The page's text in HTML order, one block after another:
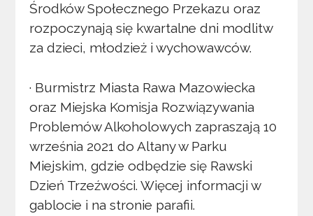
Środków Społecznego Przekazu oraz
rozpoczynają się kwartalne dni modlitw
za dzieci, młodzież i wychowawców.
· Burmistrz Miasta Rawa Mazowiecka
oraz Miejska Komisja Rozwiązywania
Problemów Alkoholowych zapraszają 10
września 2021 do Altany w Parku
Miejskim, gdzie odbędzie się Rawski
Dzień Trzeźwości. Więcej informacji w
gablocie i na stronie parafii.